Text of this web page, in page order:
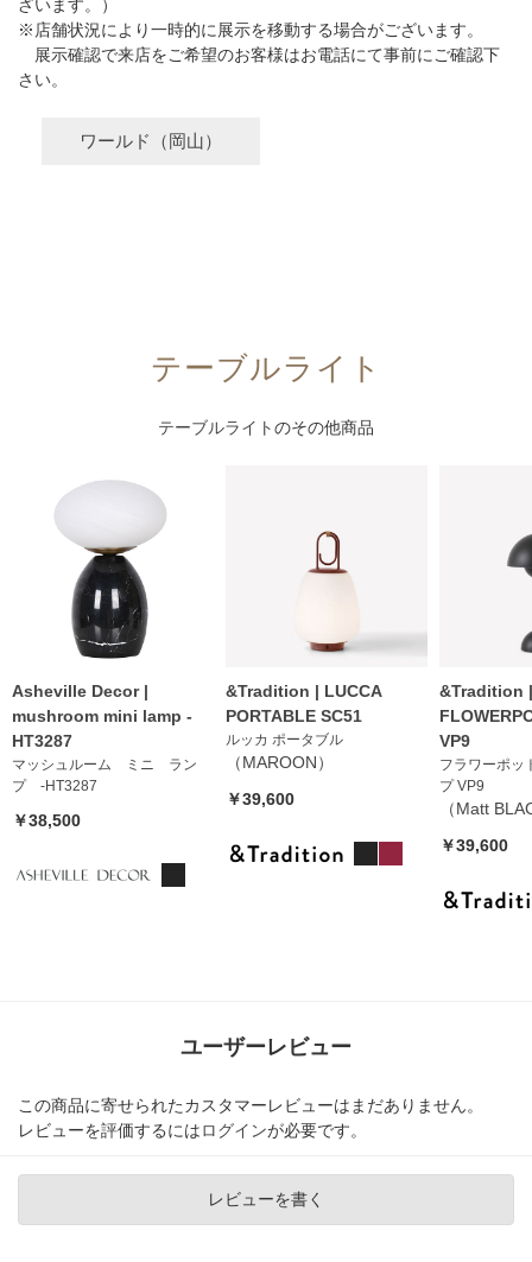
ざいます。）
※店舗状況により一時的に展示を移動する場合がございます。
展示確認で来店をご希望のお客様はお電話にて事前にご確認下
さい。
ワールド（岡山）
テーブルライト
テーブルライトのその他商品
Asheville Decor |
mushroom mini lamp -
HT3287
マッシュルーム ミニ ラン
プ -HT3287
￥38,500
&Tradition | LUCCA
PORTABLE SC51
ルッカ ポータブル
（MAROON）
￥39,600
&Tradition |
VP9
フラワーポッ
プ VP9
（Matt
￥39,600
ユーザーレビュー
この商品に寄せられたカスタマーレビューはまだありません。
レビューを評価するにはログインが必要です。
レビューを書く